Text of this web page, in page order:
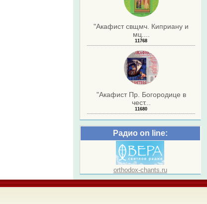
"Акафист свщмч. Киприану и
мц....
11768
"Акафист Пр. Богородице в
чест...
11680
Радио on line:
orthodox-chants.ru